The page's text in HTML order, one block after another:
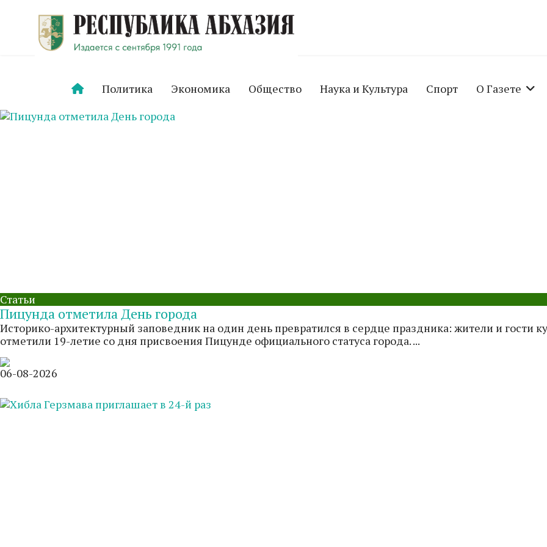
Политика Экономика Общество Наука и Культура Спорт О Газете
Статьи
Пицунда отметила День города
Историко-архитектурный заповедник на один день превратился в сердце праздника: жители и гости
отметили 19-летие со дня присвоения Пицунде официального статуса города. ...
06-08-2026